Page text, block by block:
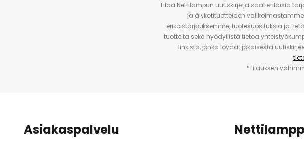
Tilaa Nettilampun uutiskirje ja saat erilaisia
ja älykotituotteiden
erikoistarjouksemme, tuotesuosituksia ja
tuotteita sekä hyödyllistä tietoa
linkistä, jonka löydät jokaisesta
*Tilauksen
Asiakaspalvelu